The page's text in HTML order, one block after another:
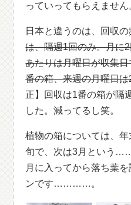
っていってもらえません
日本と違うのは、回収
は、隔週1回のみ。月に
あたりは月曜日が収集
番の箱、来週の月曜日
正】回収は1番の箱が隔
した。減ってるし笑。
植物の箱については、
旬で、次は3月という
月に入ってから落ち葉
ンです…………。